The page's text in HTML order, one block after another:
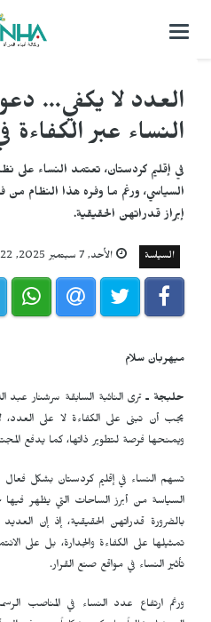
التحكم
العدد لا يكفي...
النساء عبر
في إقليم كردستان، تعتمد النساء على
السياسي، ورغم ما وفره هذا النظام من
إبراز قدراتهن الحقيقية.
السياسة الأحد, 7 سبتمبر 2025, 09:22
ميهربان سلام
حلبجة ـ ترى النائبة السابقة سرشنار عبد
يجب أن تبنى على الكفاءة لا على
ويمنحها فرصة لتطوير ذاتها، كما يدفع
تسهم النساء في إقليم كردستان بشكل فعال
السياسة من أبرز الساحات التي يظهر
بالضرورة قدراتهن الحقيقية، إذ إن
تمثيلها على الكفاءة والجدارة، بل على
تأثير النساء في مواقع صنع القرار.
ورغم ارتفاع عدد النساء في المناصب